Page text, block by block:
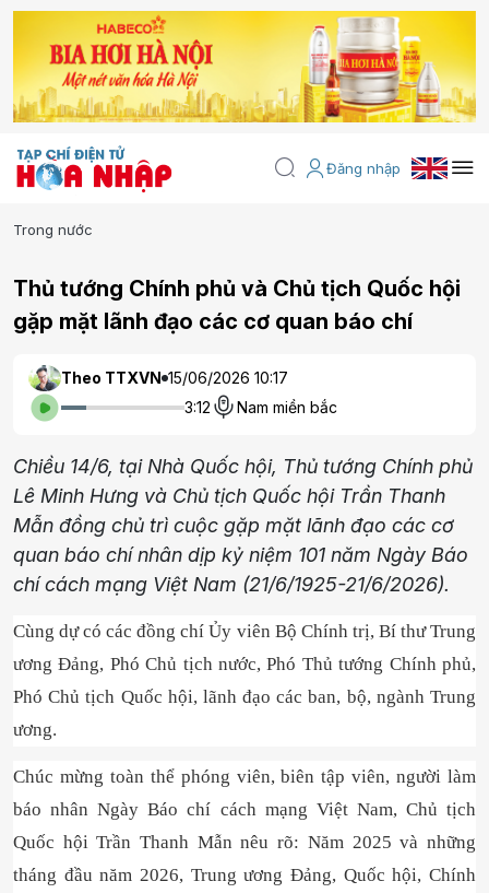
Đăng nhập
Trong nước
Thủ tướng Chính phủ và Chủ tịch Quốc hội
gặp mặt lãnh đạo các cơ quan báo chí
Theo TTXVN 15/06/2026 10:17
3:12
Nam miền bắc
Chiều 14/6, tại Nhà Quốc hội, Thủ tướng Chính phủ
Lê Minh Hưng và Chủ tịch Quốc hội Trần Thanh
Mẫn đồng chủ trì cuộc gặp mặt lãnh đạo các cơ
quan báo chí nhân dịp kỷ niệm 101 năm Ngày Báo
chí cách mạng Việt Nam (21/6/1925-21/6/2026).
Cùng dự có các đồng chí Ủy viên Bộ Chính trị, Bí thư Trung
ương Đảng, Phó Chủ tịch nước, Phó Thủ tướng Chính phủ,
Phó Chủ tịch Quốc hội, lãnh đạo các ban, bộ, ngành Trung
ương.
Chúc mừng toàn thể phóng viên, biên tập viên, người làm
báo nhân Ngày Báo chí cách mạng Việt Nam, Chủ tịch
Quốc hội Trần Thanh Mẫn nêu rõ: Năm 2025 và những
tháng đầu năm 2026, Trung ương Đảng, Quốc hội, Chính